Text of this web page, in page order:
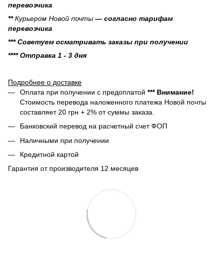
перевозчика
**Курьером Новой почты — согласно тарифам
перевозчика
*** Советуем осматривать заказы при получении
**** Отправка 1 - 3 дня
Подробнее о доставке
Оплата при получении с предоплатой *** Внимание!
Стоимость перевода наложенного платежа Новой почты
составляет 20 грн + 2% от суммы заказа.
Банковский перевод на расчетный счет ФОП
Наличными при получении
Кредитной картой
Гарантия от производителя 12 месяцев